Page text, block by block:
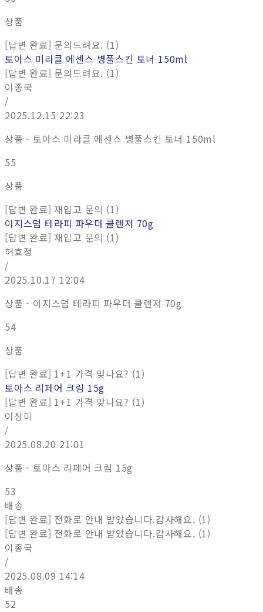
상품
[답변 완료] 문의드려요. (1)
토아스 미라클 에센스 병풀스킨 토너 150ml
[답변 완료] 문의드려요. (1)
이종국
/
2025.12.15 22:23
상품 - 토아스 미라클 에센스 병풀스킨 토너 150ml
55
상품
[답변 완료] 재입고 문의 (1)
이지스덤 테라피 파우더 클렌저 70g
[답변 완료] 재입고 문의 (1)
허효정
/
2025.10.17 12:04
상품 - 이지스덤 테라피 파우더 클렌저 70g
54
상품
[답변 완료] 1+1 가격 맞나요? (1)
토아스 리페어 크림 15g
[답변 완료] 1+1 가격 맞나요? (1)
이상미
/
2025.08.20 21:01
상품 - 토아스 리페어 크림 15g
53
배송
[답변 완료] 전화로 안내 받았습니다.감사해요. (1)
[답변 완료] 전화로 안내 받았습니다.감사해요. (1)
이종국
/
2025.08.09 14:14
배송
52